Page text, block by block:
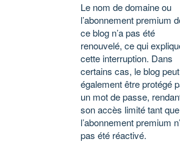
Le nom de domaine ou
l’abonnement premium
ce blog n’a pas été
renouvelé, ce qui
cette interruption. Dans
certains cas, le blog peut
également être protégé
un mot de passe,
son accès limité tant que
l’abonnement premium
pas été réactivé.